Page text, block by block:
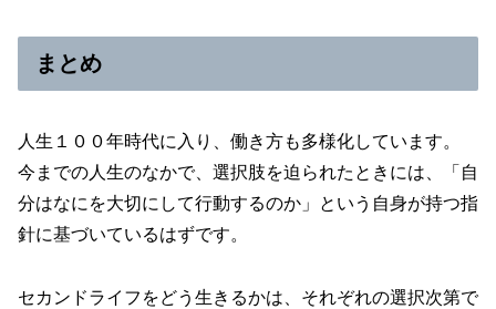
まとめ
人生１００年時代に入り、働き方も多様化しています。
今までの人生のなかで、選択肢を迫られたときには、「自
分はなにを大切にして行動するのか」という自身が持つ指
針に基づいているはずです。
セカンドライフをどう生きるかは、それぞれの選択次第で